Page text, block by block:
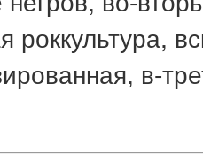
роккультура,
в-